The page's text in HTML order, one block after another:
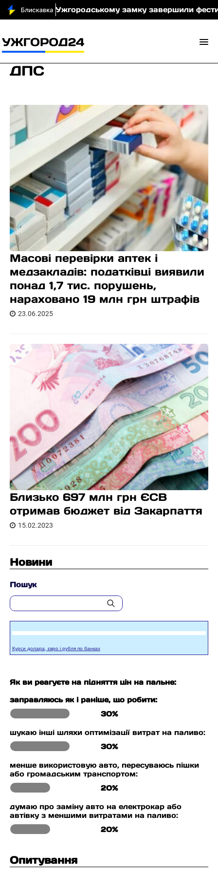
в Ужгородському замку завершили фестиваль
ДПС
Масові перевірки аптек і
медзакладів: податківці виявили
понад 1,7 тис. порушень,
нараховано 19 млн грн штрафів
23.06.2025
Близько 697 млн грн ЄСВ
отримав бюджет від Закарпаття
15.02.2023
Новини
Пошук
Курси долара, євро і рубля по банках
Як ви реагуєте на підняття цін на пальне:
заправляюсь як і раніше, що робити:
30%
шукаю інші шляхи оптимізації витрат на паливо:
30%
менше використовую авто, пересуваюсь пішки
або громадським транспортом:
20%
думаю про заміну авто на електрокар або
автівку з меншими витратами на паливо:
20%
Опитування